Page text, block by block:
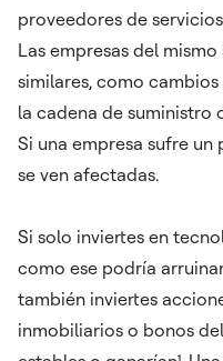
proveedores de
Las empresas del
similares, como
la cadena de suministro
Si una empresa sufre
se ven afectadas.
Si solo inviertes en
como ese podría
también inviertes
inmobiliarios o bonos